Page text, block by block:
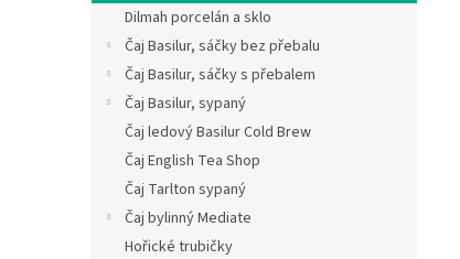
n
Dilmah porcelán a sklo
Čaj Basilur, sáčky bez přebalu
Čaj Basilur, sáčky s přebalem
Čaj Basilur, sypaný
Čaj ledový Basilur Cold Brew
Čaj English Tea Shop
Čaj Tarlton sypaný
Čaj bylinný Mediate
Hořické trubičky